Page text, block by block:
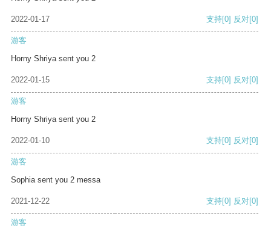
2022-01-17 支持[0] 反对[0]
游客
Horny Shriya sent you 2
2022-01-15 支持[0] 反对[0]
游客
Horny Shriya sent you 2
2022-01-10 支持[0] 反对[0]
游客
Sophia sent you 2 messa
2021-12-22 支持[0] 反对[0]
游客